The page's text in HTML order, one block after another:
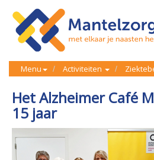
Menu Activiteiten
Het Alzheimer Café
15 jaar